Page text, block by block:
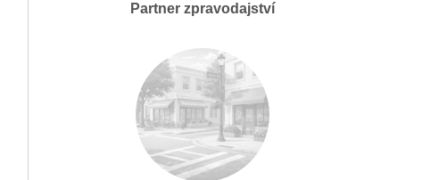
Partner zpravodajství